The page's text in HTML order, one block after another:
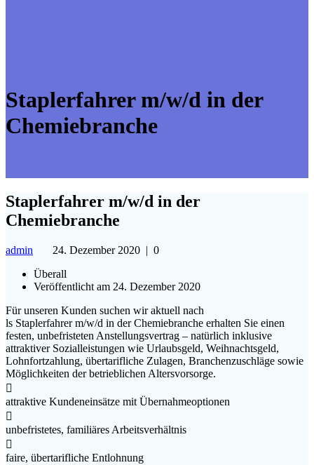
Staplerfahrer m/w/d in der
Chemiebranche
Staplerfahrer m/w/d in der
Chemiebranche
admin 24. Dezember 2020 | 0
Überall
Veröffentlicht am 24. Dezember 2020
Für unseren Kunden suchen wir aktuell nach
ls Staplerfahrer m/w/d in der Chemiebranche erhalten Sie einen
festen, unbefristeten Anstellungsvertrag – natürlich inklusive
attraktiver Sozialleistungen wie Urlaubsgeld, Weihnachtsgeld,
Lohnfortzahlung, übertarifliche Zulagen, Branchenzuschläge sowie
Möglichkeiten der betrieblichen Altersvorsorge.

attraktive Kundeneinsätze mit Übernahmeoptionen

unbefristetes, familiäres Arbeitsverhältnis

faire, übertarifliche Entlohnung